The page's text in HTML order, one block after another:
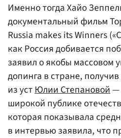
Именно тогда Хайо
документальный фильм
Russia makes its Winners
как Россия добивается
заявил о якобы массовом
допинга в стране,
из устЮлии Степановой—
широкой публике
которая показывала
в интервью заявила, что